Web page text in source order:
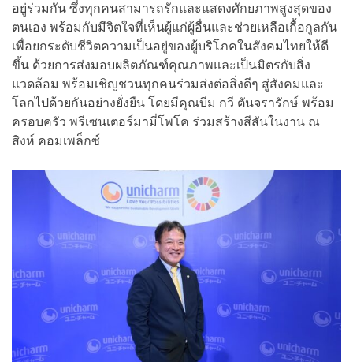
อยู่ร่วมกัน ซึ่งทุกคนสามารถรักและแสดงศักยภาพสูงสุดของ
ตนเอง พร้อมกับมีจิตใจที่เห็นผู้แก่ผู้อื่นและช่วยเหลือเกื้อกูลกัน
เพื่อยกระดับชีวิตความเป็นอยู่ของผู้บริโภคในสังคมไทยให้ดี
ขึ้น ด้วยการส่งมอบผลิตภัณฑ์คุณภาพและเป็นมิตรกับสิ่ง
แวดล้อม พร้อมเชิญชวนทุกคนร่วมส่งต่อสิ่งดีๆ สู่สังคมและ
โลกไปด้วยกันอย่างยั่งยืน โดยมีคุณบีม กวี ตันจรารักษ์ พร้อม
ครอบครัว พรีเซนเตอร์มามี่โพโค ร่วมสร้างสีสันในงาน ณ
สิงห์ คอมเพล็กซ์